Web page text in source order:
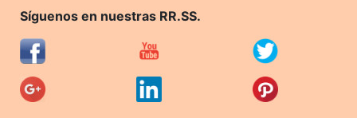
Síguenos en nuestras RR.SS.